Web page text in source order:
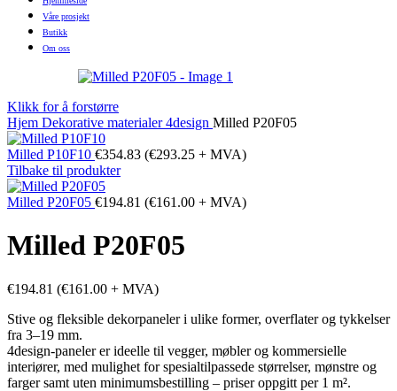
Våre prosjekt
Butikk
Om oss
Klikk for å forstørre
Hjem Dekorative materialer4design Milled P20F05
Milled P10F10 €354.83 (€293.25 + MVA)
Tilbake til produkter
Milled P20F05 €194.81 (€161.00 + MVA)
Milled P20F05
€194.81 (€161.00 + MVA)
Stive og fleksible dekorpaneler i ulike former, overflater og tykkelser
fra 3–19 mm.
4design-paneler er ideelle til vegger, møbler og kommersielle
interiører, med mulighet for spesialtilpassede størrelser, mønstre og
farger samt uten minimumsbestilling – priser oppgitt per 1 m².